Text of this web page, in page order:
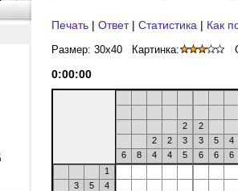
Печать | Ответ| Статистика | Как
Размер: 30x40 Картинка:
0:00:00
2
2
2
2 3 3 5 4
6
8 4 4 5 6 6 6
1
3
5
4